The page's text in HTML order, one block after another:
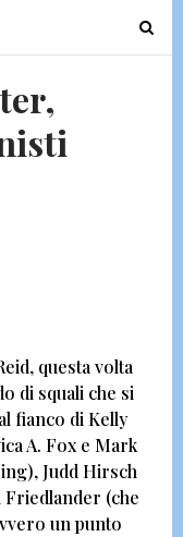
T
o
questa volta
di squali che si
al fianco di Kelly
A. Fox e Mark
Judd Hirsch
Friedlander (che
un punto